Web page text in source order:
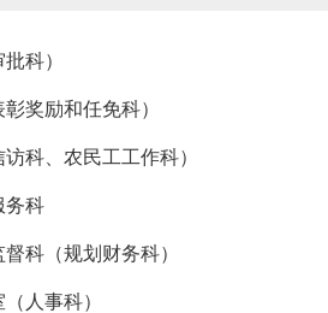
科）
奖励和任免科）
科、农民工工作科）
务科
科（规划财务科）
人事科）